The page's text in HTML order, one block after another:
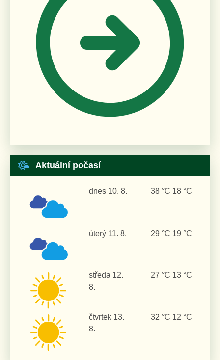
Aktuální počasí
dnes 10. 8. 38 °C 18 °C
úterý 11. 8. 29 °C 19 °C
středa 12.
8.
27 °C 13 °C
čtvrtek 13.
8.
32 °C 12 °C